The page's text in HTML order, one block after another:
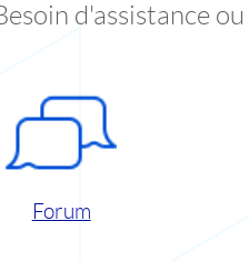
d'assistance
Forum